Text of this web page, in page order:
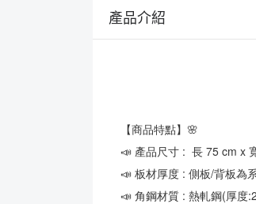
產品介紹
【商品特點】🌸
📣 產品尺寸 :  長 75 cm x
📣 板材厚度 : 側板/背板為
📣 角鋼材質 : 熱軋鋼(厚度